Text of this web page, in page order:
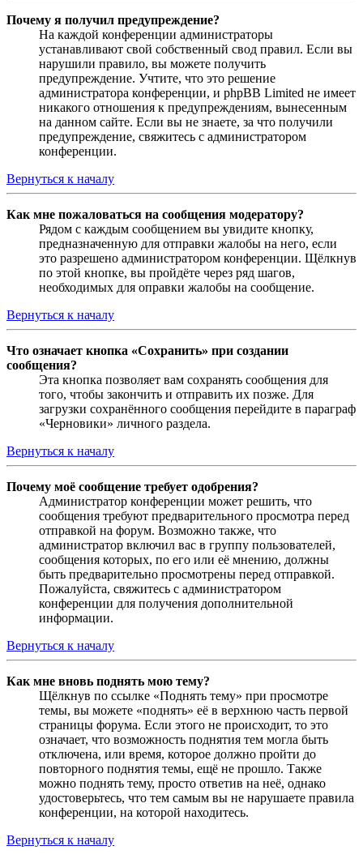
Почему я получил предупреждение?
На каждой конференции администраторы
устанавливают свой собственный свод правил. Если вы
нарушили правило, вы можете получить
предупреждение. Учтите, что это решение
администратора конференции, и phpBB Limited не имеет
никакого отношения к предупреждениям, вынесенным
на данном сайте. Если вы не знаете, за что получили
предупреждение, свяжитесь с администратором
конференции.
Вернуться к началу
Как мне пожаловаться на сообщения модератору?
Рядом с каждым сообщением вы увидите кнопку,
предназначенную для отправки жалобы на него, если
это разрешено администратором конференции. Щёлкнув
по этой кнопке, вы пройдёте через ряд шагов,
необходимых для оправки жалобы на сообщение.
Вернуться к началу
Что означает кнопка «Сохранить» при создании
сообщения?
Эта кнопка позволяет вам сохранять сообщения для
того, чтобы закончить и отправить их позже. Для
загрузки сохранённого сообщения перейдите в параграф
«Черновики» личного раздела.
Вернуться к началу
Почему моё сообщение требует одобрения?
Администратор конференции может решить, что
сообщения требуют предварительного просмотра перед
отправкой на форум. Возможно также, что
администратор включил вас в группу пользователей,
сообщения которых, по его или её мнению, должны
быть предварительно просмотрены перед отправкой.
Пожалуйста, свяжитесь с администратором
конференции для получения дополнительной
информации.
Вернуться к началу
Как мне вновь поднять мою тему?
Щёлкнув по ссылке «Поднять тему» при просмотре
темы, вы можете «поднять» её в верхнюю часть первой
страницы форума. Если этого не происходит, то это
означает, что возможность поднятия тем могла быть
отключена, или время, которое должно пройти до
повторного поднятия темы, ещё не прошло. Также
можно поднять тему, просто ответив на неё, однако
удостоверьтесь, что тем самым вы не нарушаете правила
конференции, на которой находитесь.
Вернуться к началу